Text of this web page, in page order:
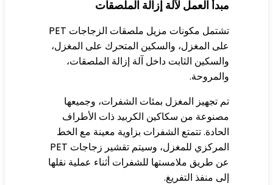
العمل لآلة إزالة الملصقات
تشتمل مكونات مزيل ملصقات الزجاجات PET
المغزل، والسكين المتحرك على المغزل،
الثابت داخل آلة إزالة الملصقات،
تجهيز المغزل بمئات الشفرات، وجميعها
من سكاكين الكربيد ذات الأطراف
تتمتع الشفرات بزاوية معينة مع الخط
المركزي للمغزل، وسيتم تقشير زجاجات PET
طريق ملامستها للشفرات أثناء عملية نقلها
منفذ التفريغ.